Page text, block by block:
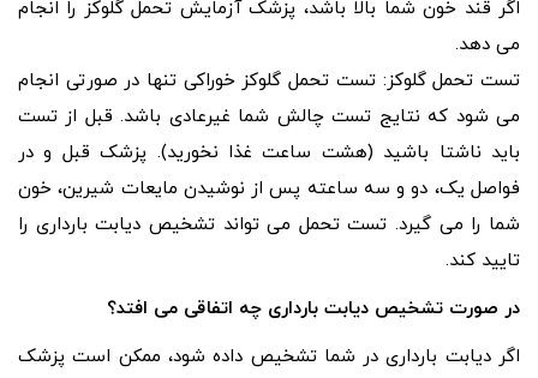
اگر قند خون شما بالا باشد، پزشک آزمایش تحمل گلوکز را انجام
می دهد.
تست تحمل گلوکز: تست تحمل گلوکز خوراکی تنها در صورتی انجام
می شود که نتایج تست چالش شما غیرعادی باشد. قبل از تست
باید ناشتا باشید (هشت ساعت غذا نخورید). پزشک قبل و در
فواصل یک، دو و سه ساعته پس از نوشیدن مایعات شیرین، خون
شما را می گیرد. تست تحمل می تواند تشخیص دیابت بارداری را
تایید کند.
در صورت تشخیص دیابت بارداری چه اتفاقی می افتد؟
اگر دیابت بارداری در شما تشخیص داده شود، ممکن است پزشک